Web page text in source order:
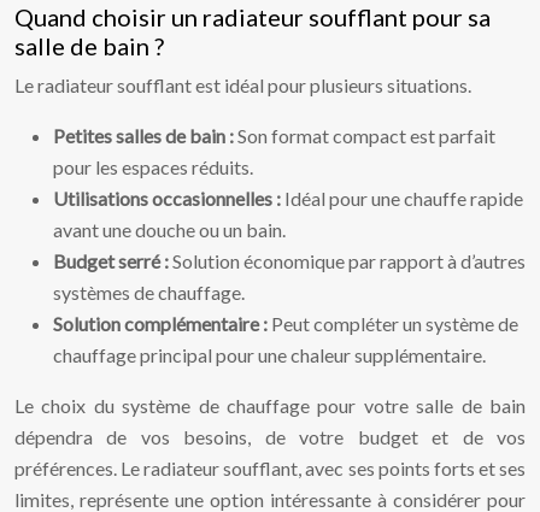
Quand choisir un radiateur soufflant pour sa
salle de bain ?
Le radiateur soufflant est idéal pour plusieurs situations.
Petites salles de bain :Son format compact est parfait
pour les espaces réduits.
Utilisations occasionnelles : Idéal pour une chauffe rapide
avant une douche ou un bain.
Budget serré :Solution économique par rapport à d’autres
systèmes de chauffage.
Solution complémentaire : Peut compléter un système de
chauffage principal pour une chaleur supplémentaire.
Le choix du système de chauffage pour votre salle de bain
dépendra de vos besoins, de votre budget et de vos
préférences. Le radiateur soufflant, avec ses points forts et ses
limites, représente une option intéressante à considérer pour